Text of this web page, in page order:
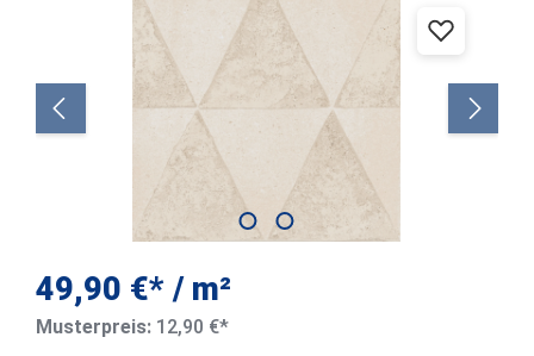
49,90 €* / m²
Musterpreis: 12,90 €*